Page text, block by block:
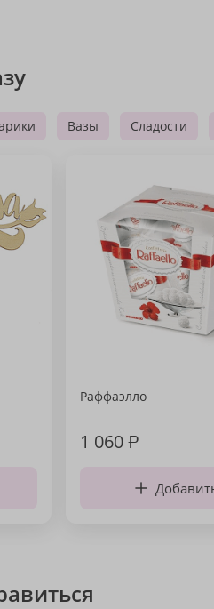
Вазы Сладости
Раффаэлло
1 060₽